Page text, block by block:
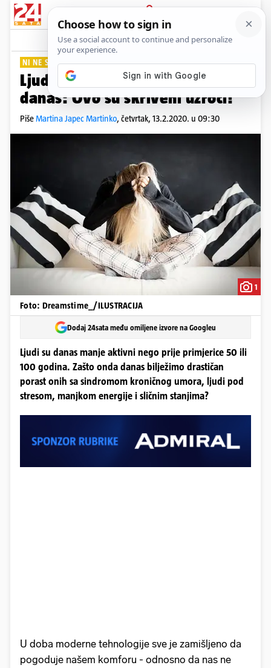
PRIJAVA
Lifestyle Komentari
NI NE SLUTIMO
Ljudi nikad nisu bili umorniji od
danas: Ovo su skriveni uzroci!
PišeMartina Japec Martinko, četvrtak, 13.2.2020. u 09:30
1
Foto: Dreamstime_/ILUSTRACIJA
Dodaj 24sata među omiljene izvore na Googleu
Ljudi su danas manje aktivni nego prije primjerice 50 ili
100 godina. Zašto onda danas bilježimo drastičan
porast onih sa sindromom kroničnog umora, ljudi pod
stresom, manjkom energije i sličnim stanjima?
U doba moderne tehnologije sve je zamišljeno da
pogoduje našem komforu - odnosno da nas ne